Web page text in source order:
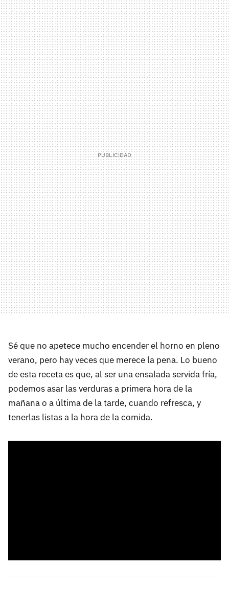
Sé que no apetece mucho encender el horno en pleno
verano, pero hay veces que merece la pena. Lo bueno
de esta receta es que, al ser una ensalada servida fría,
podemos asar las verduras a primera hora de la
mañana o a última de la tarde, cuando refresca, y
tenerlas listas a la hora de la comida.